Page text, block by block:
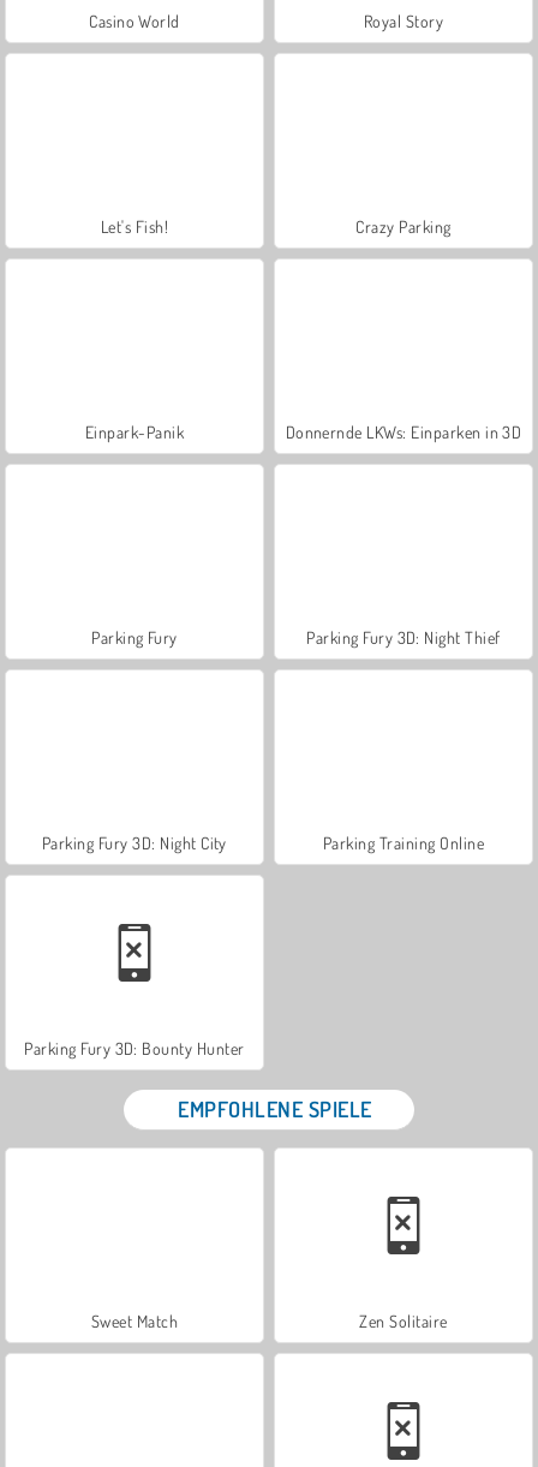
Casino World Royal Story
Let's Fish! Crazy Parking
Einpark-Panik Donnernde LKWs: Einparken in 3D
Parking Fury Parking Fury 3D: Night Thief
Parking Fury 3D: Night City Parking Training Online
Parking Fury 3D: Bounty Hunter
EMPFOHLENE SPIELE
Sweet Match Zen Solitaire